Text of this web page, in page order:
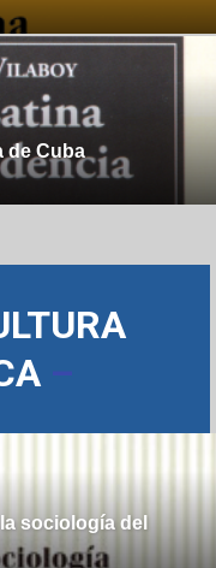
de Cuba
sociología del